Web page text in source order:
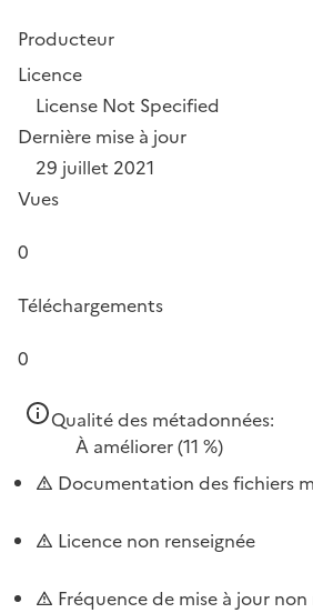
Producteur
Licence
License Not Specified
Dernière mise à jour
29 juillet 2021
Vues
0
Téléchargements
0
Qualité des métadonnées:
À améliorer(11 %)
Documentation des fichiers
Licence non renseignée
Fréquence de mise à jour non